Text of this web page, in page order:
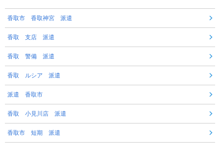
香取市 香取神宮 派遣
香取 支店 派遣
香取 警備 派遣
香取 ルシア 派遣
派遣 香取市
香取 小見川店 派遣
香取市 短期 派遣